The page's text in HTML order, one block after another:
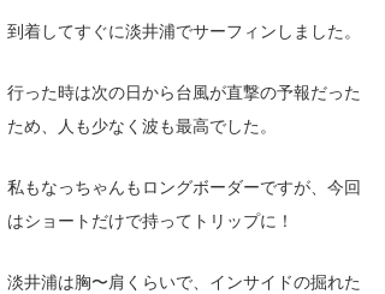
到着してすぐに淡井浦でサーフィンしました。
行った時は次の日から台風が直撃の予報だった
ため、人も少なく波も最高でした。
私もなっちゃんもロングボーダーですが、今回
はショートだけで持ってトリップに！
淡井浦は胸〜肩くらいで、インサイドの掘れた